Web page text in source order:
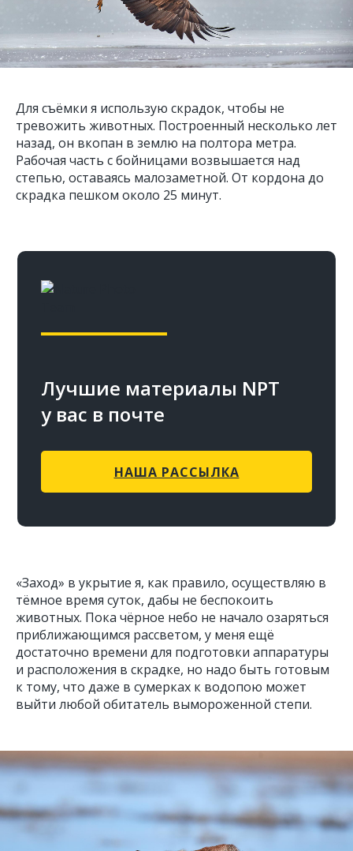
Для съёмки я использую скрадок, чтобы не
тревожить животных. Построенный несколько лет
назад, он вкопан в землю на полтора метра.
Рабочая часть с бойницами возвышается над
степью, оставаясь малозаметной. От кордона до
скрадка пешком около 25 минут.
Лучшие материалы NPT
у вас в почте
НАША РАССЫЛКА
«Заход» в укрытие я, как правило, осуществляю в
тёмное время суток, дабы не беспокоить
животных. Пока чёрное небо не начало озаряться
приближающимся рассветом, у меня ещё
достаточно времени для подготовки аппаратуры
и расположения в скрадке, но надо быть готовым
к тому, что даже в сумерках к водопою может
выйти любой обитатель вымороженной степи.